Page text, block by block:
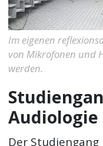
Im eigenen
von Mikrofonen und
werden.
Audiologie
Der